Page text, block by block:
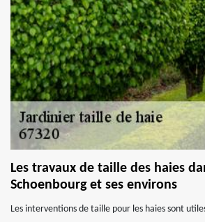
Les travaux de taille des haies
Schoenbourg et ses environs
Les interventions de taille pour les haies sont